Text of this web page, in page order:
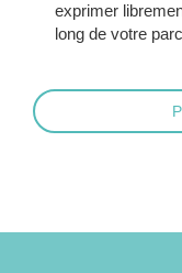
exprimer
long de votre